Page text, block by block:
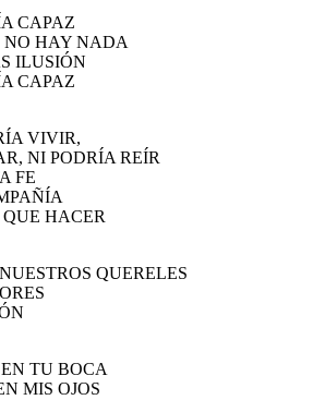
CAPAZ
NO HAY NADA
ILUSIÓN
CAPAZ
VIVIR,
NI PODRÍA REÍR
FE
HACER
QUERELES
TU BOCA
MIS OJOS